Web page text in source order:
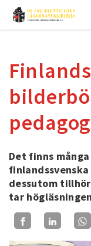
Det finns
dessutom
tar